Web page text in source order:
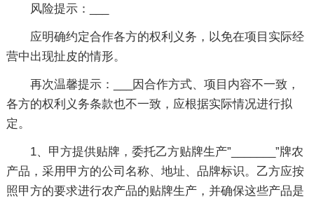
风险提示：___
应明确约定合作各方的权利义务，以免在项目实际经
营中出现扯皮的情形。
再次温馨提示：___因合作方式、项目内容不一致，
各方的权利义务条款也不一致，应根据实际情况进行拟
定。
1、甲方提供贴牌，委托乙方贴牌生产”_______”牌农
产品，采用甲方的公司名称、地址、品牌标识。乙方应按
照甲方的要求进行农产品的贴牌生产，并确保这些产品是